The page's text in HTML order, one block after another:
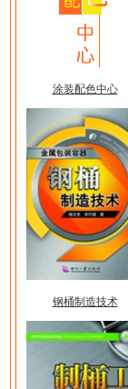
涂装配色中心
钢桶制造技术